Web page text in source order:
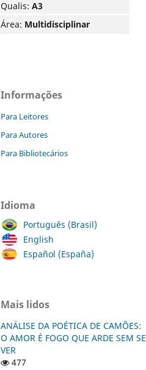
Qualis: A3
Área: Multidisciplinar
Informações
Para Leitores
Para Autores
Para Bibliotecários
Idioma
Português (Brasil)
English
Español (España)
Mais lidos
ANÁLISE DA POÉTICA DE CAMÕES:
O AMOR É FOGO QUE ARDE SEM SE
VER
477